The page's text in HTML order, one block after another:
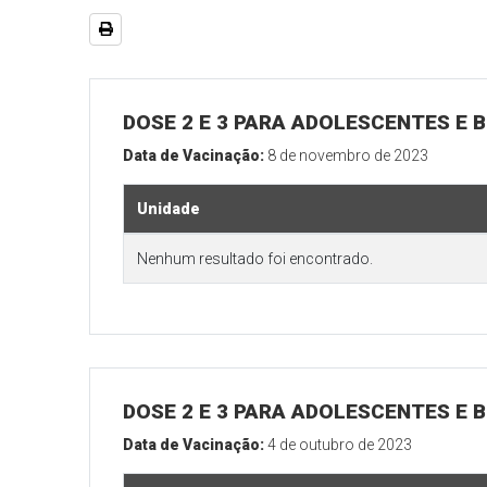
DOSE 2 E 3 PARA ADOLESCENTES E
Data de Vacinação: 8 de novembro de 2023
Unidade
Nenhum resultado foi encontrado.
DOSE 2 E 3 PARA ADOLESCENTES E
Data de Vacinação:4 de outubro de 2023